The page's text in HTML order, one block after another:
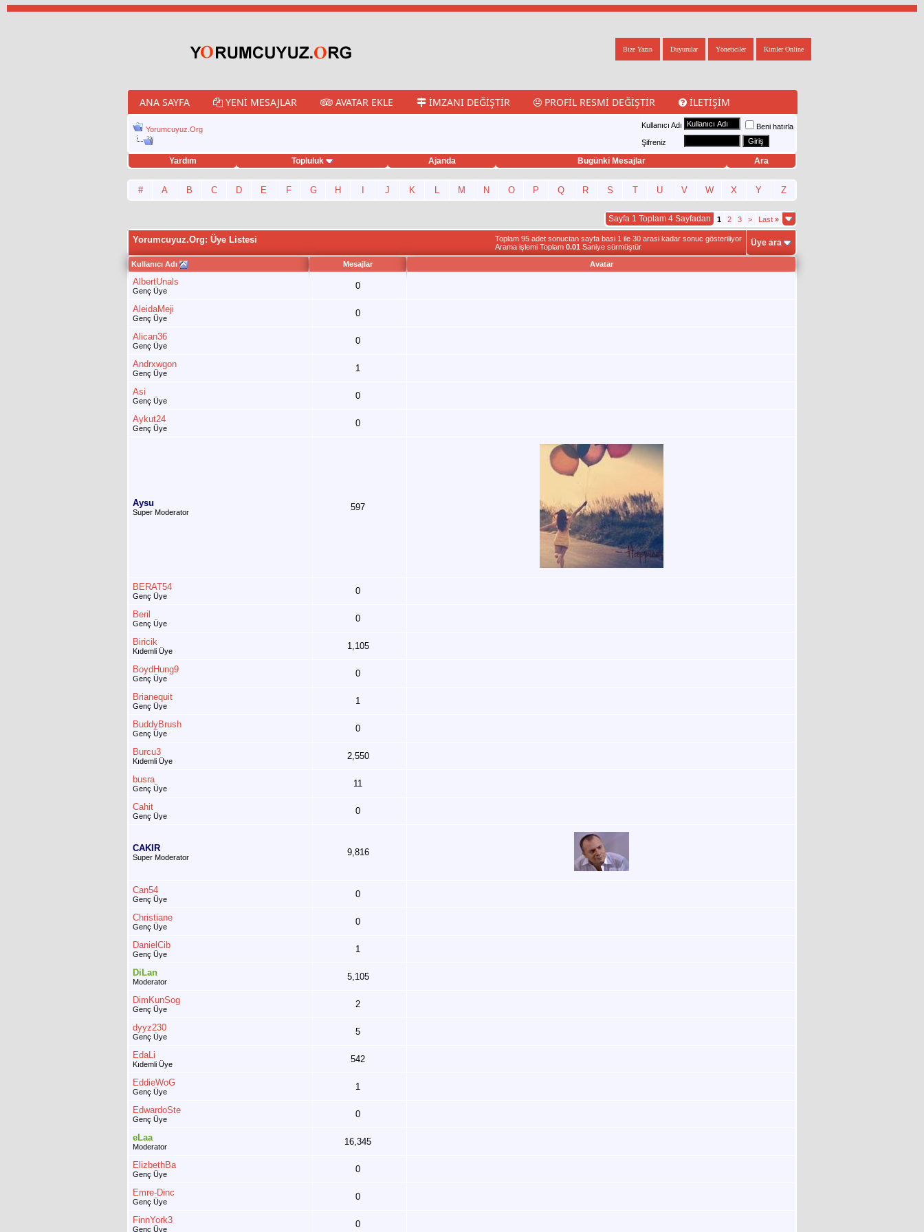
Kimler Online
Yöneticiler
Duyurular
Bize Yazın
ANA SAYFA YENI MESAJLAR AVATAR EKLE İMZANI DEĞIŞTIR PROFIL RESMI DEĞIŞTIR İLETIŞIM
Yorumcuyuz.Org Kullanıcı Adı
Beni hatırla
Şifreniz
Yardım Topluluk Ajanda Bugünki Mesajlar Ara
twitter retweet hilesi
# A B C D E F G H J K L M N O P Q R S T U V W X Y Z
Sayfa 1 Toplam 4 Sayfadan 1 2 3 > Last »
Toplam 95 adet sonuctan sayfa basi 1 ile 30 arasi kadar sonuc gösteriliyor
Arama işlemi Toplam 0.01 Saniye sürmüştür.
Yorumcuyuz.Org: Üye Listesi Üye ara
Kullanıcı Adı Mesajlar Avatar
AlbertUnals
Genç Üye 0
AleidaMeji
Genç Üye 0
Alican36
Genç Üye 0
Andrxwgon
Genç Üye 1
Asi
Genç Üye 0
Aykut24
Genç Üye 0
Aysu
Super Moderator 597
BERAT54
Genç Üye 0
Beril
Genç Üye 0
Biricik
Kıdemli Üye 1,105
BoydHung9
Genç Üye 0
Brianequit
Genç Üye 1
BuddyBrush
Genç Üye 0
Burcu3
Kıdemli Üye 2,550
busra
Genç Üye 11
Cahit
Genç Üye 0
CAKIR
Super Moderator 9,816
Can54
Genç Üye 0
Christiane
Genç Üye 0
DanielCib
Genç Üye 1
DiLan
Moderator 5,105
DimKunSog
Genç Üye 2
dyyz230
Genç Üye 5
EdaLi
Kıdemli Üye 542
EddieWoG
Genç Üye 1
EdwardoSte
Genç Üye 0
eLaa
Moderator 16,345
ElizbethBa
Genç Üye 0
Emre-Dinc
Genç Üye 0
FinnYork3
Genç Üye 0